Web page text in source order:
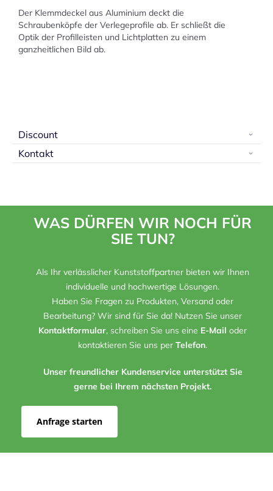
Der Klemmdeckel aus Aluminium deckt die
Schraubenköpfe der Verlegeprofile ab. Er schließt die
Optik der Profilleisten und Lichtplatten zu einem
ganzheitlichen Bild ab.
Discount
Kontakt
WAS DÜRFEN WIR NOCH FÜR
SIE TUN?
Als Ihr verlässlicher Kunststoffpartner bieten wir Ihnen
individuelle und hochwertige Lösungen.
Haben Sie Fragen zu Produkten, Versand oder
Bearbeitung? Wir sind für Sie da! Nutzen Sie unser
Kontaktformular, schreiben Sie uns eine E-Mail oder
kontaktieren Sie uns per Telefon.
Unser freundlicher Kundenservice unterstützt Sie
gerne bei Ihrem nächsten Projekt.
Anfrage starten